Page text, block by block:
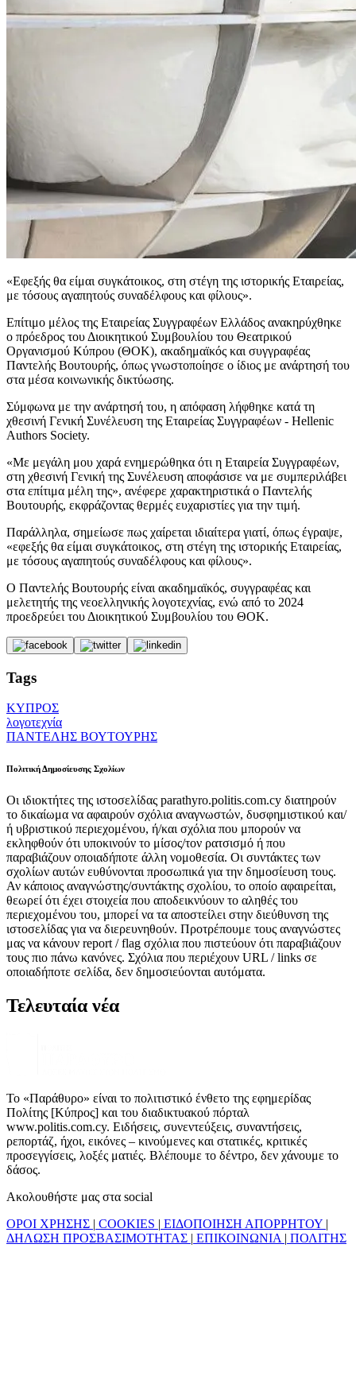
«Εφεξής θα είμαι συγκάτοικος, στη στέγη της ιστορικής Εταιρείας,
με τόσους αγαπητούς συναδέλφους και φίλους».
Επίτιμο μέλος της Εταιρείας Συγγραφέων Ελλάδος ανακηρύχθηκε
ο πρόεδρος του Διοικητικού Συμβουλίου του Θεατρικού
Οργανισμού Κύπρου (ΘΟΚ), ακαδημαϊκός και συγγραφέας
Παντελής Βουτουρής, όπως γνωστοποίησε ο ίδιος με ανάρτησή του
στα μέσα κοινωνικής δικτύωσης.
Σύμφωνα με την ανάρτησή του, η απόφαση λήφθηκε κατά τη
χθεσινή Γενική Συνέλευση της Εταιρείας Συγγραφέων - Hellenic
Authors Society.
«Με μεγάλη μου χαρά ενημερώθηκα ότι η Εταιρεία Συγγραφέων,
στη χθεσινή Γενική της Συνέλευση αποφάσισε να με συμπεριλάβει
στα επίτιμα μέλη της», ανέφερε χαρακτηριστικά ο Παντελής
Βουτουρής, εκφράζοντας θερμές ευχαριστίες για την τιμή.
Παράλληλα, σημείωσε πως χαίρεται ιδιαίτερα γιατί, όπως έγραψε,
«εφεξής θα είμαι συγκάτοικος, στη στέγη της ιστορικής Εταιρείας,
με τόσους αγαπητούς συναδέλφους και φίλους».
Ο Παντελής Βουτουρής είναι ακαδημαϊκός, συγγραφέας και
μελετητής της νεοελληνικής λογοτεχνίας, ενώ από το 2024
προεδρεύει του Διοικητικού Συμβουλίου του ΘΟΚ.
Tags
ΚΥΠΡΟΣ
λογοτεχνία
ΠΑΝΤΕΛΗΣ ΒΟΥΤΟΥΡΗΣ
Πολιτική Δημοσίευσης Σχολίων
Οι ιδιοκτήτες της ιστοσελίδας parathyro.politis.com.cy διατηρούν
το δικαίωμα να αφαιρούν σχόλια αναγνωστών, δυσφημιστικού και/
ή υβριστικού περιεχομένου, ή/και σχόλια που μπορούν να
εκληφθούν ότι υποκινούν το μίσος/τον ρατσισμό ή που
παραβιάζουν οποιαδήποτε άλλη νομοθεσία. Οι συντάκτες των
σχολίων αυτών ευθύνονται προσωπικά για την δημοσίευση τους.
Αν κάποιος αναγνώστης/συντάκτης σχολίου, το οποίο αφαιρείται,
θεωρεί ότι έχει στοιχεία που αποδεικνύουν το αληθές του
περιεχομένου του, μπορεί να τα αποστείλει στην διεύθυνση της
ιστοσελίδας για να διερευνηθούν. Προτρέπουμε τους αναγνώστες
μας να κάνουν report / flag σχόλια που πιστεύουν ότι παραβιάζουν
τους πιο πάνω κανόνες. Σχόλια που περιέχουν URL / links σε
οποιαδήποτε σελίδα, δεν δημοσιεύονται αυτόματα.
Τελευταία νέα
Το «Παράθυρο» είναι το πολιτιστικό ένθετο της εφημερίδας
Πολίτης [Κύπρος] και του διαδικτυακού πόρταλ
www.politis.com.cy. Ειδήσεις, συνεντεύξεις, συναντήσεις,
ρεπορτάζ, ήχοι, εικόνες – κινούμενες και στατικές, κριτικές
προσεγγίσεις, λοξές ματιές. Βλέπουμε το δέντρο, δεν χάνουμε το
δάσος.
Ακολουθήστε μας στα social
ΟΡΟΙ ΧΡΗΣΗΣ | COOKIES | ΕΙΔΟΠΟΙΗΣΗ ΑΠΟΡΡΗΤΟΥ |
ΔΗΛΩΣΗ ΠΡΟΣΒΑΣΙΜΟΤΗΤΑΣ | ΕΠΙΚΟΙΝΩΝΙΑ | ΠΟΛΙΤΗΣ